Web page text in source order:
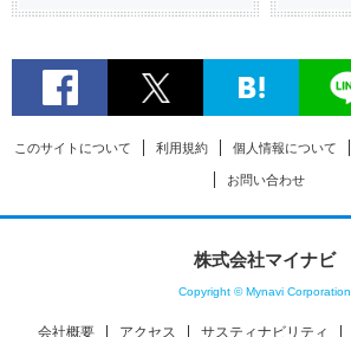
このサイトについて 利用規約 個人情報について
お問い合わせ
株式会社マイナビ
Copyright © Mynavi Corporation
会社概要 アクセス サスティナビリティ